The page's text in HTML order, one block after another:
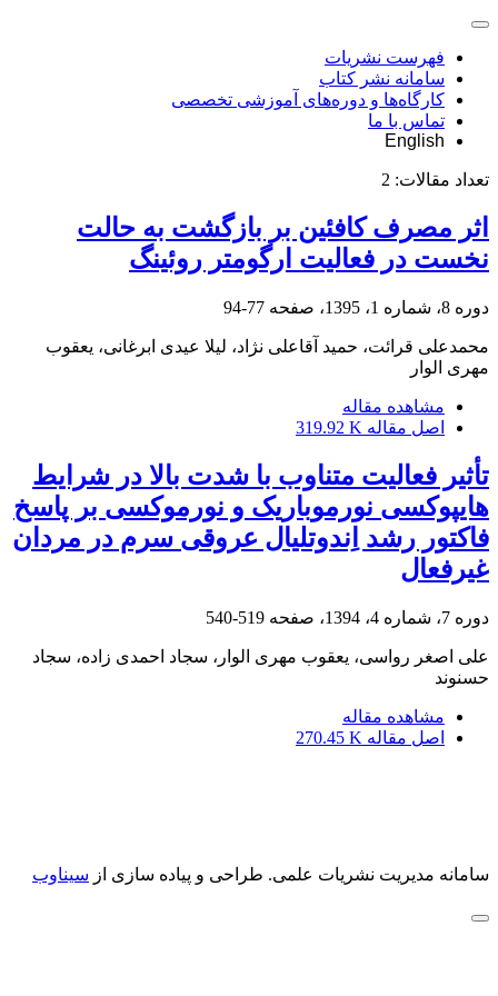
فهرست نشریات
سامانه نشر کتاب
کارگاه‌ها و دوره‌های آموزشی تخصصی
تماس با ما
English
تعداد مقالات: 2
اثر مصرف کافئین بر بازگشت به حالت
نخست در فعالیت ارگومتر روئینگ
دوره 8، شماره 1، 1395، صفحه 77-94
محمدعلی قرائت، حمید آقاعلی نژاد، لیلا عیدی ابرغانی، یعقوب
مهری الوار
مشاهده مقاله
اصل مقاله 319.92 K
تأثیر فعالیت متناوب با شدت بالا در شرایط
هایپوکسی نورموباریک و نورموکسی بر پاسخ
فاکتور رشد اِندوتلیال عروقی سرم در مردان
غیرفعال
دوره 7، شماره 4، 1394، صفحه 519-540
علی اصغر رواسی، یعقوب مهری الوار، سجاد احمدی زاده، سجاد
حسنوند
مشاهده مقاله
اصل مقاله 270.45 K
سامانه مدیریت نشریات علمی. طراحی و پیاده سازی از سیناوب